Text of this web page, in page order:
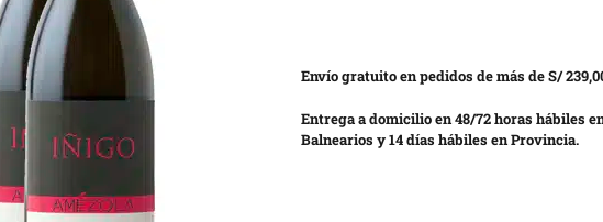
Envío gratuito en pedidos de más de S/
Entrega a domicilio en 48/72 horas hábiles
Balnearios y 14 días hábiles en Provincia.